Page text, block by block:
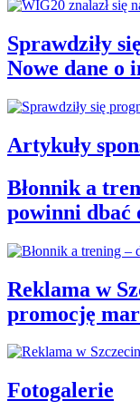
Sprawdziły
Nowe dane o
Artykuły
Błonnik a
powinni dbać
Reklama w
promocję
Fotogalerie